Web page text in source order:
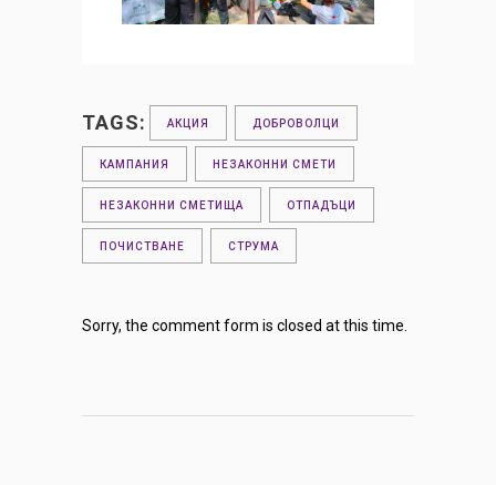
TAGS: АКЦИЯ ДОБРОВОЛЦИ
КАМПАНИЯ НЕЗАКОННИ СМЕТИ
НЕЗАКОННИ СМЕТИЩА ОТПАДЪЦИ
ПОЧИСТВАНЕ СТРУМА
Sorry, the comment form is closed at this time.